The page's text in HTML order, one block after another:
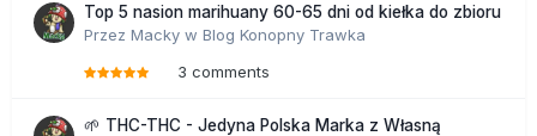
Top 5 nasion marihuany 60-65 dni od kiełka do zbioru
Przez Macky w Blog Konopny Trawka
3 comments
🌱 THC-THC - Jedyna Polska Marka z Własną